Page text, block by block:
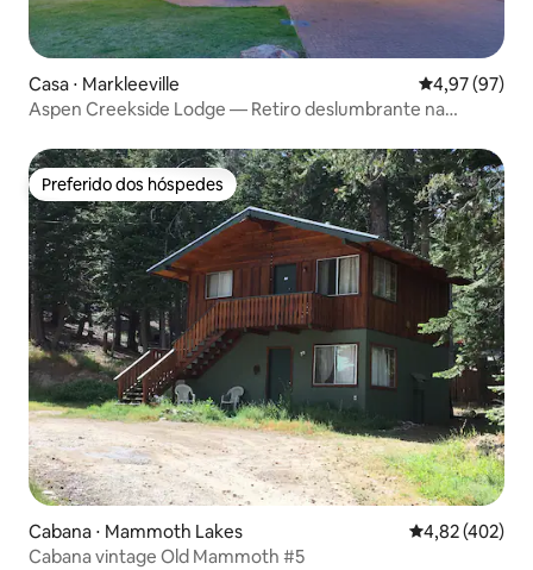
Casa ⋅ Markleeville 4,97 de uma
4,97 (97)
Aspen Creekside Lodge — Retiro deslumbrante na
Preferido dos hóspedes
Preferido dos hóspedes
Cabana ⋅ Mammoth Lakes 4,82 de uma
4,82 (402)
Cabana vintage Old Mammoth #5